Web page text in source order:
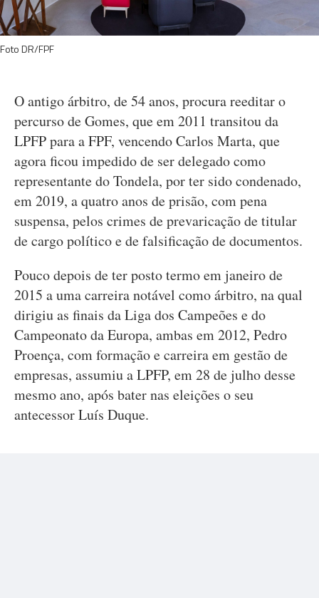
Foto DR/FPF
O antigo árbitro, de 54 anos, procura reeditar o
percurso de Gomes, que em 2011 transitou da
LPFP para a FPF, vencendo Carlos Marta, que
agora ficou impedido de ser delegado como
representante do Tondela, por ter sido condenado,
em 2019, a quatro anos de prisão, com pena
suspensa, pelos crimes de prevaricação de titular
de cargo político e de falsificação de documentos.
Pouco depois de ter posto termo em janeiro de
2015 a uma carreira notável como árbitro, na qual
dirigiu as finais da Liga dos Campeões e do
Campeonato da Europa, ambas em 2012, Pedro
Proença, com formação e carreira em gestão de
empresas, assumiu a LPFP, em 28 de julho desse
mesmo ano, após bater nas eleições o seu
antecessor Luís Duque.